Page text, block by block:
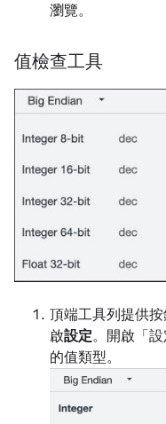
瀏覽。
值檢查工具
頂端工具列提供
啟設定。開啟「設
的值類型。